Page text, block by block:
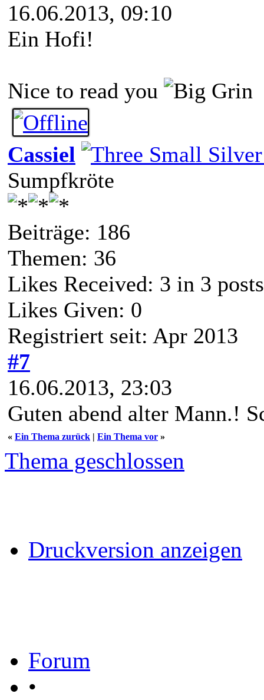
16.06.2013, 09:10
Ein Hofi!
Nice to read you
Cassiel
Sumpfkröte
Beiträge: 186
Themen: 36
Likes Received: 3 in 3 posts
Likes Given: 0
Registriert seit: Apr 2013
#7
16.06.2013, 23:03
Guten abend alter Mann.!
« Ein Thema zurück | Ein Thema vor »
Thema geschlossen
Druckversion anzeigen
Forum
•